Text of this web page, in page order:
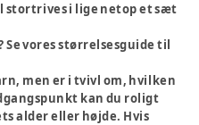
stortrives i lige netop et sæt
vores størrelsesguide til
men er i tvivl om, hvilken
kan du roligt
alder eller højde. Hvis